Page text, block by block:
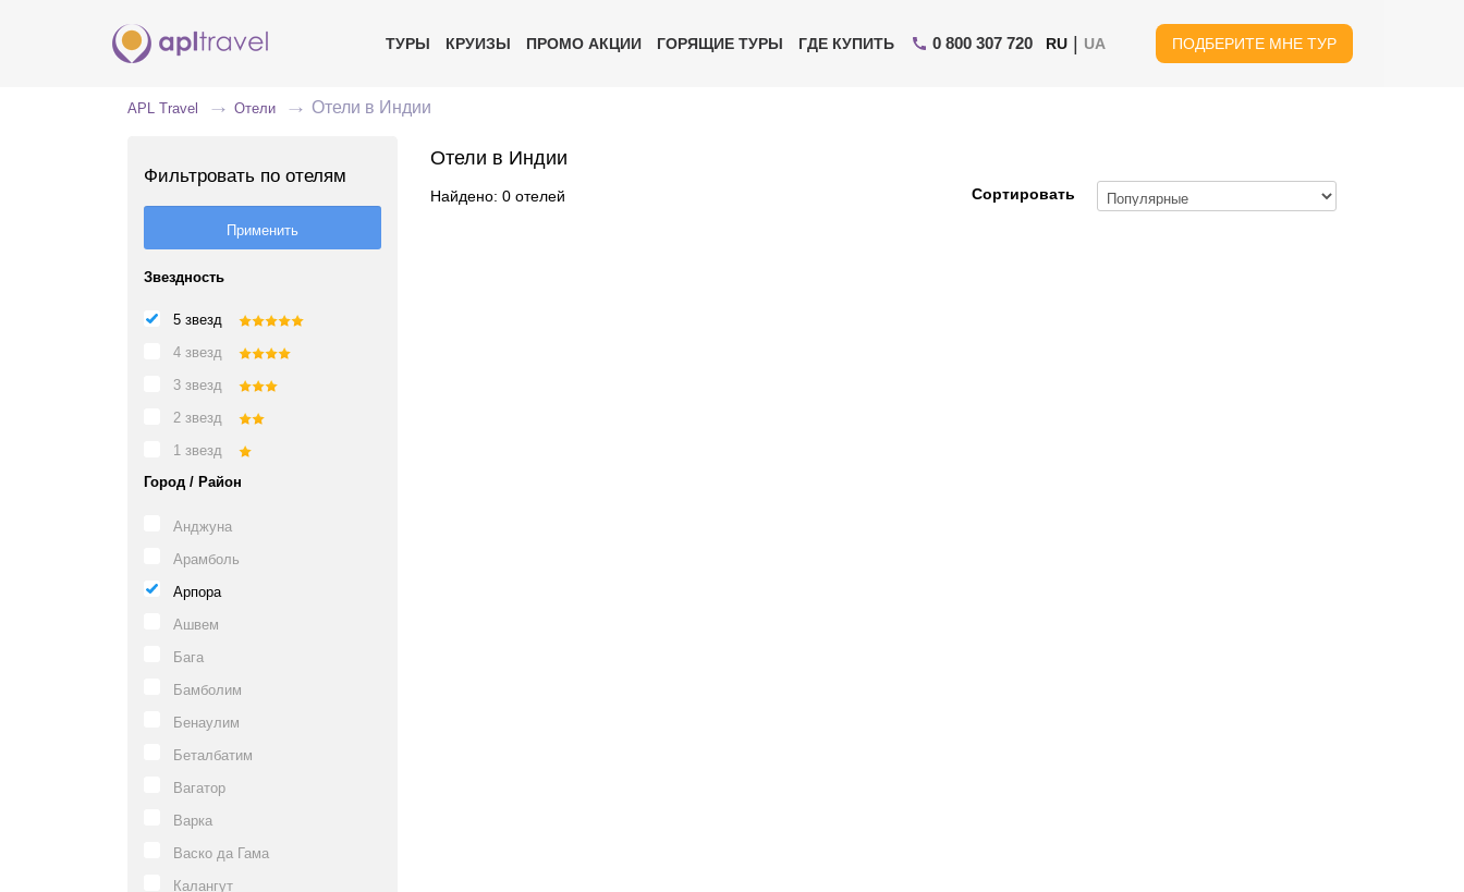
ТУРЫ КРУИЗЫ ПРОМО АКЦИИ ГОРЯЩИЕ ТУРЫ ГДЕ КУПИТЬ 0 800 307 720 RU | UA ПОДБЕРИТЕ МНЕ ТУР
APL Travel Отели Отели в Индии
Фильтровать по отелям
Звездность
5 звезд
4 звезд
3 звезд
2 звезд
1 звезд
Город / Район
Анджуна
Арамболь
Арпора
Ашвем
Бага
Бамболим
Бенаулим
Беталбатим
Вагатор
Варка
Васко да Гама
Калангут
Отели в Индии
Найдено: 0 отелей Сортировать